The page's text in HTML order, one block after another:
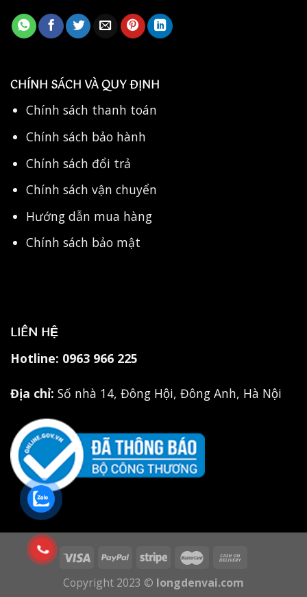
CHÍNH SÁCH VÀ QUY ĐỊNH
Chính sách thanh toán
Chính sách bảo hành
Chính sách đổi trả
Chính sách vận chuyển
Hướng dẫn mua hàng
Chính sách bảo mật
LIÊN HỆ
Hotline: 0963 966 225
Địa chỉ: Số nhà 14, Đông Hội, Đông Anh, Hà Nội
Copyright 2023 © longdenvai.com